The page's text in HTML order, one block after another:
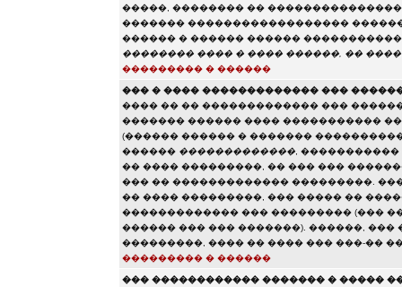
�����, �������� ��
������� ������������������
������ � ������ ������
�������� ���� � ���� ������, ��
��������� � ������
��� � ���� ������������� ���
���� �� �� ������������� ���
������� ������ ���� �����������
(������ ������ � �������
������ �������������, �����������
�� ���� ���������, �� ��� ���
��� �� ������������� ���������.
�� ���� ���������, ��� ����� ��
������������� ��� ��������� (���
������ ��� ��� �������). ������,
���������, ���� �� ���� ��� ���-��
��������� � ������
��� ������������ ������� � �����